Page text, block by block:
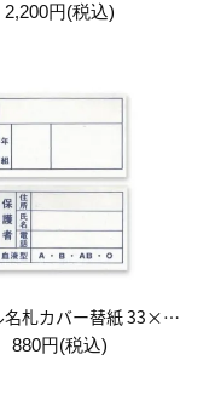
2,200円(税込)
ビニール名札カバー替紙 33×64(mm)
880円(税込)